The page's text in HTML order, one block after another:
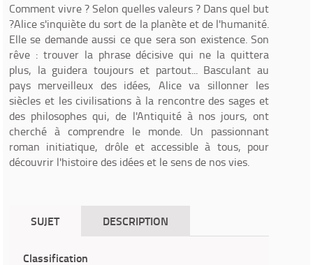
Comment vivre ? Selon quelles valeurs ? Dans quel but
?Alice s'inquiète du sort de la planète et de l'humanité.
Elle se demande aussi ce que sera son existence. Son
rêve : trouver la phrase décisive qui ne la quittera
plus, la guidera toujours et partout... Basculant au
pays merveilleux des idées, Alice va sillonner les
siècles et les civilisations à la rencontre des sages et
des philosophes qui, de l'Antiquité à nos jours, ont
cherché à comprendre le monde. Un passionnant
roman initiatique, drôle et accessible à tous, pour
découvrir l'histoire des idées et le sens de nos vies.
SUJET DESCRIPTION
Classification